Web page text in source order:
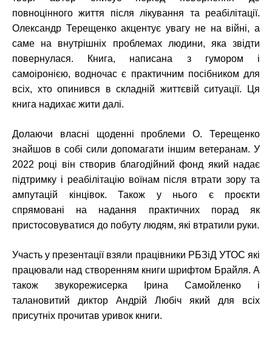
повноцінного життя після лікування та реабілітації.
Олександр Терещенко акцентує увагу не на війні, а
саме на внутрішніх проблемах людини, яка звідти
повернулася. Книга, написана з гумором і
самоіронією, водночас є практичним посібником для
всіх, хто опинився в складній життєвій ситуації. Ця
книга надихає жити далі.
Долаючи власні щоденні проблеми О. Терещенко
знайшов в собі сили допомагати іншим ветеранам. У
2022 році він створив благодійний фонд який надає
підтримку і реабілітацію воїнам після втрати зору та
ампутацій кінцівок. Також у нього є проєкти
спрямовані на надання практичних порад як
пристосовуватися до побуту людям, які втратили руки.
Участь у презентації взяли працівники РБЗіД УТОС які
працювали над створенням книги шрифтом Брайля. А
також звукорежисерка Ірина Самойленко і
талановитий диктор Андрій Любіч який для всіх
присутніх прочитав уривок книги.